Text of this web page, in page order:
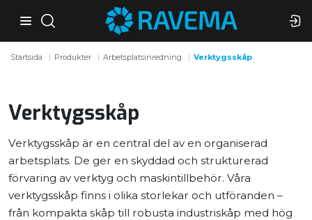
Startsida Produkter Arbetsplatsinredning Verktygsskåp
Verktygsskåp
Verktygsskåp är en central del av en organiserad
arbetsplats. De ger en skyddad och strukturerad
förvaring av verktyg och maskintillbehör. Våra
verktygsskåp finns i olika storlekar och utföranden –
från kompakta skåp till robusta industriskåp med hög